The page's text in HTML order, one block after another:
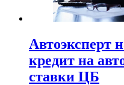
Автоэксперт
кредит на
ставки ЦБ